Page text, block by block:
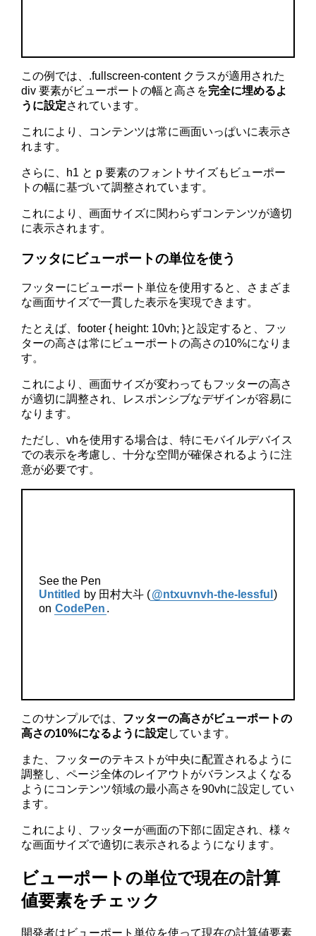
この例では、.fullscreen-content クラスが適用された
div 要素がビューポートの幅と高さを完全に埋めるよ
うに設定されています。
これにより、コンテンツは常に画面いっぱいに表示さ
れます。
さらに、h1 と p 要素のフォントサイズもビューポー
トの幅に基づいて調整されています。
これにより、画面サイズに関わらずコンテンツが適切
に表示されます。
フッタにビューポートの単位を使う
フッターにビューポート単位を使用すると、さまざま
な画面サイズで一貫した表示を実現できます。
たとえば、footer { height: 10vh; }と設定すると、フッ
ターの高さは常にビューポートの高さの10%になりま
す。
これにより、画面サイズが変わってもフッターの高さ
が適切に調整され、レスポンシブなデザインが容易に
なります。
ただし、vhを使用する場合は、特にモバイルデバイス
での表示を考慮し、十分な空間が確保されるように注
意が必要です。
See the Pen
Untitled by 田村大斗 (@ntxuvnvh-the-lessful )
on CodePen .
このサンプルでは、 フッターの高さがビューポートの
高さの10%になるように設定 しています。
また、フッターのテキストが中央に配置されるように
調整し、ページ全体のレイアウトがバランスよくなる
ようにコンテンツ領域の最小高さを90vhに設定してい
ます。
これにより、フッターが画面の下部に固定され、様々
な画面サイズで適切に表示されるようになります。
ビューポートの単位で現在の計算
値要素をチェック
開発者はビューポート単位を使って現在の計算値要素